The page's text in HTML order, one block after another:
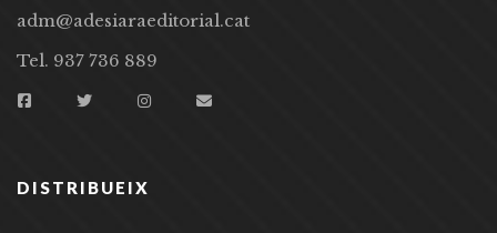
adm@adesiaraeditorial.cat
Tel. 937 736 889
DISTRIBUEIX